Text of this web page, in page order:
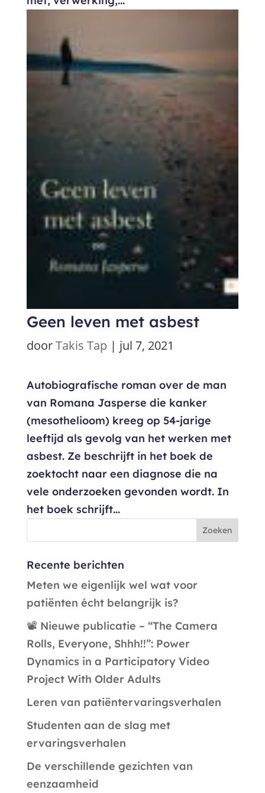
Geen leven met asbest
doorTakis Tap | jul 7, 2021
Autobiografische roman over de man
van Romana Jasperse die kanker
(mesothelioom) kreeg op 54-jarige
leeftijd als gevolg van het werken met
asbest. Ze beschrijft in het boek de
zoektocht naar een diagnose die na
vele onderzoeken gevonden wordt. In
het boek schrijft...
Recente berichten
Meten we eigenlijk wel wat voor
patiënten écht belangrijk is?
📽️ Nieuwe publicatie – “The Camera
Rolls, Everyone, Shhh!!”: Power
Dynamics in a Participatory Video
Project With Older Adults
Leren van patiëntervaringsverhalen
Studenten aan de slag met
ervaringsverhalen
De verschillende gezichten van
eenzaamheid